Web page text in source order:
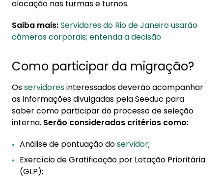
alocação nas turmas e turnos.
Saiba mais:Servidores do Rio de Janeiro usarão
câmeras corporais; entenda a decisão
Como participar da migração?
Osservidoresinteressados deverão acompanhar
as informações divulgadas pela Seeduc para
saber como participar do processo de seleção
interna. Serão considerados critérios como:
Análise de pontuação doservidor;
Exercício de Gratificação por Lotação Prioritária
(GLP);